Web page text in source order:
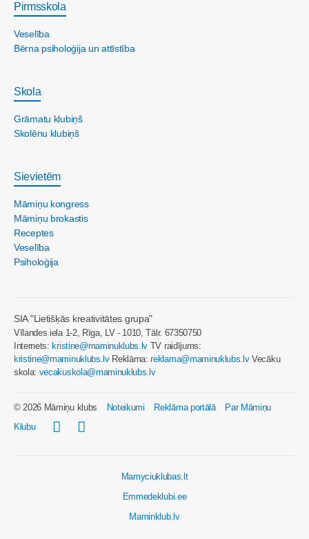
Pirmsskola
Veselība
Bērna psiholoģija un attīstība
Skola
Grāmatu klubiņš
Skolēnu klubiņš
Sievietēm
Māmiņu kongress
Māmiņu brokastis
Receptes
Veselība
Psiholoģija
SIA "Lietišķās kreativitātes grupa"
Vīlandes iela 1-2, Rīga, LV - 1010, Tālr. 67350750
Internets: kristine@maminuklubs.lv TV raidījums:
kristine@maminuklubs.lvReklāma:reklama@maminuklubs.lvVecāku
skola: vecakuskola@maminuklubs.lv
© 2026 Māmiņu klubs Noteikumi Reklāma portālā
Par Māmiņu
Klubu
Mamyciuklubas.lt
Emmedeklubi.ee
Maminklub.lv